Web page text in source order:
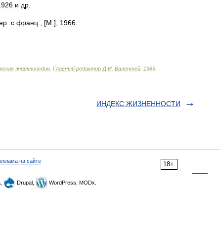
и др
с франц ., [М .], 1966
энциклопедия Главный редактор Д И Валентей 1985
ИНДЕКС ЖИЗНЕННОСТИ
18+
на сайте
Drupal, WordPress, MODx.